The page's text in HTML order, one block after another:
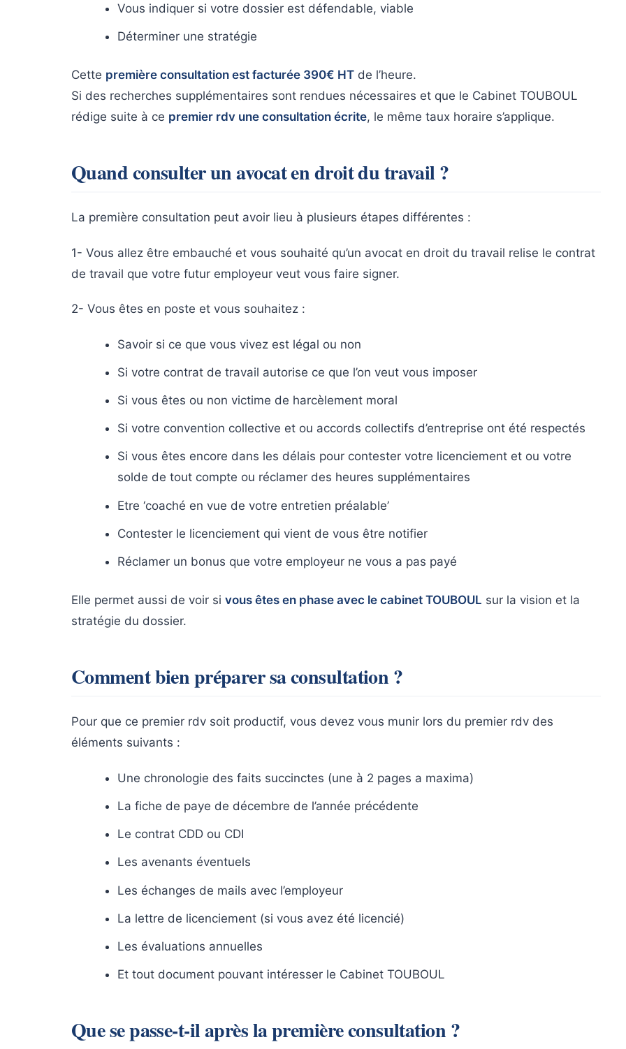
Vous indiquer si votre dossier est défendable, viable
Déterminer une stratégie
Cette première consultation est facturée 390€ HT de l’heure.
Si des recherches supplémentaires sont rendues nécessaires et que le Cabinet TOUBOUL
rédige suite à ce premier rdv une consultation écrite, le même taux horaire s’applique.
Quand consulter un avocat en droit du travail ?
La première consultation peut avoir lieu à plusieurs étapes différentes :
1- Vous allez être embauché et vous souhaité qu’un avocat en droit du travail relise le contrat
de travail que votre futur employeur veut vous faire signer.
2- Vous êtes en poste et vous souhaitez :
Savoir si ce que vous vivez est légal ou non
Si votre contrat de travail autorise ce que l’on veut vous imposer
Si vous êtes ou non victime de harcèlement moral
Si votre convention collective et ou accords collectifs d’entreprise ont été respectés
Si vous êtes encore dans les délais pour contester votre licenciement et ou votre
solde de tout compte ou réclamer des heures supplémentaires
Etre ‘coaché en vue de votre entretien préalable’
Contester le licenciement qui vient de vous être notifier
Réclamer un bonus que votre employeur ne vous a pas payé
Elle permet aussi de voir si vous êtes en phase avec le cabinet TOUBOUL sur la vision et la
stratégie du dossier.
Comment bien préparer sa consultation ?
Pour que ce premier rdv soit productif, vous devez vous munir lors du premier rdv des
éléments suivants :
Une chronologie des faits succinctes (une à 2 pages a maxima)
La fiche de paye de décembre de l’année précédente
Le contrat CDD ou CDI
Les avenants éventuels
Les échanges de mails avec l’employeur
La lettre de licenciement (si vous avez été licencié)
Les évaluations annuelles
Et tout document pouvant intéresser le Cabinet TOUBOUL
Que se passe-t-il après la première consultation ?